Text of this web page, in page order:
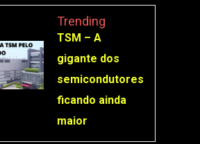
Trending
TSM – A
gigante dos
semicondutores
ficando ainda
maior